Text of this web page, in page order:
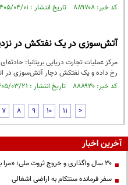
کد خبر: ۸۸۹۷۰۸ تاریخ انتشار : ۱۴۰۵/۰۴/۰۱
آتش‌سوزی در یک نفتکش در
رخ داده و یک نفتکش دچار آتش‌سوزی در
کد خبر: ۸۸۸۹۳۰ تاریخ انتشار : ۱۴۰۵/۰۳/۲۱
7 8 9 10 11 >
آخرین اخبار
۳۰ سال واگذاری و خروج ثروت ملی؛ «مرا به خیر تو امید نیست، شر مرسان»
سفر فرمانده سنتکام به اراضی اشغالی